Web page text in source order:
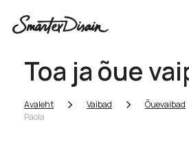
Toa ja õue
Avaleht Vaibad Õuevaibad
Paola